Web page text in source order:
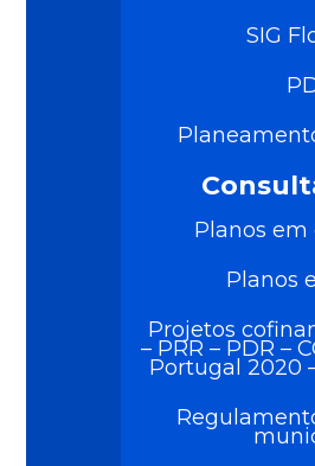
SIG
Planos em
Planos
Projetos
– PRR – PDR –
Portugal 2020